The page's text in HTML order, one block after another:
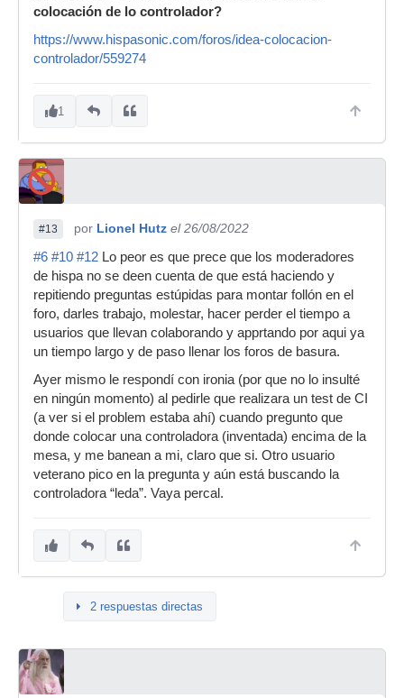
colocación de lo controlador?
https://www.hispasonic.com/foros/idea-colocacion-
controlador/559274
1
#13 por Lionel Hutz el 26/08/2022
#6 #10 #12 Lo peor es que prece que los moderadores
de hispa no se deen cuenta de que está haciendo y
repitiendo preguntas estúpidas para montar follón en el
foro, darles trabajo, molestar, hacer perder el tiempo a
usuarios que llevan colaborando y apprtando por aqui ya
un tiempo largo y de paso llenar los foros de basura.
Ayer mismo le respondí con ironia (por que no lo insulté
en ningún momento) al pedirle que realizara un test de CI
(a ver si el problem estaba ahí) cuando pregunto que
donde colocar una controladora (inventada) encima de la
mesa, y me banean a mi, claro que si. Otro usuario
veterano pico en la pregunta y aún está buscando la
controladora “leda”. Vaya percal.
2 respuestas directas